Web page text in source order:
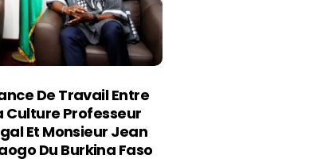
De Travail Entre
Culture Professeur
Et Monsieur Jean
Du Burkina Faso